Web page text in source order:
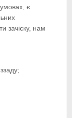
є
зачіску, нам